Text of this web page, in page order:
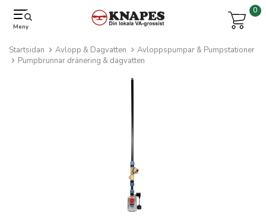
Meny
0
Startsidan Avlopp & Dagvatten
Avloppspumpar & Pumpstationer
Pumpbrunnar dränering & dagvatten